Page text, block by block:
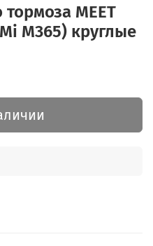
MEET
M365) круглые